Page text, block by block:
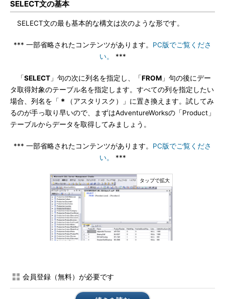
SELECT文の基本
SELECT文の最も基本的な構文は次のような形です。
*** 一部省略されたコンテンツがあります。 PC版でご覧くださ
い。
***
「SELECT 」句の次に列名を指定し、「FROM 」句の後にデー
タ取得対象のテーブル名を指定します。すべての列を指定したい
場合、列名を「 ＊
（アスタリスク）」に置き換えます。試してみ
るのが手っ取り早いので、まずはAdventureWorksの「Product」
テーブルからデータを取得してみましょう。
*** 一部省略されたコンテンツがあります。 PC版でご覧くださ
い。
***
クリックすると拡大します）
Productテーブルから、全列のデータを取得できました。アス
会員登録（無料）が必要です